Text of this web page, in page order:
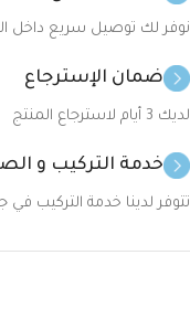
نوفر لك توصيل سريع داخل
ضمان الإسترجاع
لديك 3 أيام لاسترجاع المنتج
خدمة التركيب و
تتوفر لدينا خدمة التركيب